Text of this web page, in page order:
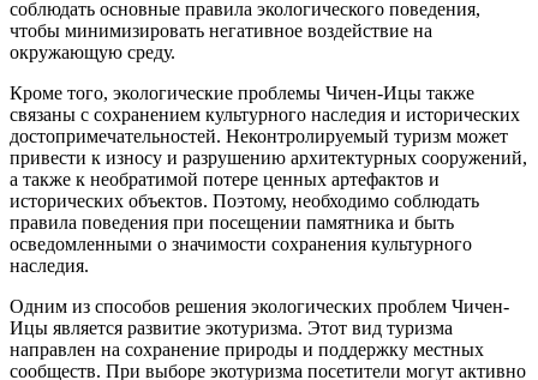
соблюдать основные правила экологического поведения,
чтобы минимизировать негативное воздействие на
окружающую среду.
Кроме того, экологические проблемы Чичен-Ицы также
связаны с сохранением культурного наследия и исторических
достопримечательностей. Неконтролируемый туризм может
привести к износу и разрушению архитектурных сооружений,
а также к необратимой потере ценных артефактов и
исторических объектов. Поэтому, необходимо соблюдать
правила поведения при посещении памятника и быть
осведомленными о значимости сохранения культурного
наследия.
Одним из способов решения экологических проблем Чичен-
Ицы является развитие экотуризма. Этот вид туризма
направлен на сохранение природы и поддержку местных
сообществ. При выборе экотуризма посетители могут активно